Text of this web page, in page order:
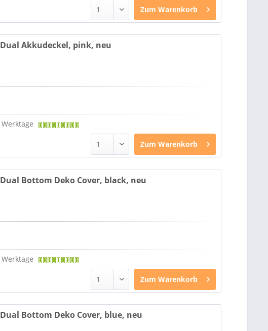
Zum Warenkorb
Dual Akkudeckel, pink, neu
Zum Warenkorb
Dual Bottom Deko Cover, black, neu
Zum Warenkorb
Bottom Deko Cover, blue, neu